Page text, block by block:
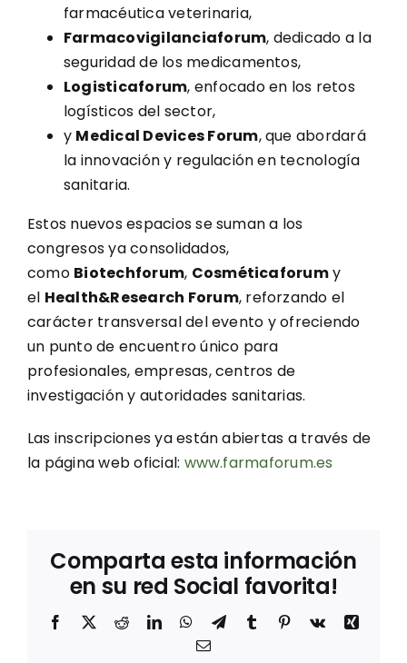
farmacéutica veterinaria,
Farmacovigilanciaforum, dedicado a la
seguridad de los medicamentos,
Logisticaforum, enfocado en los retos
logísticos del sector,
y Medical Devices Forum, que abordará
la innovación y regulación en tecnología
sanitaria.
Estos nuevos espacios se suman a los
congresos ya consolidados,
como Biotechforum, Cosméticaforumy
el Health&Research Forum, reforzando el
carácter transversal del evento y ofreciendo
un punto de encuentro único para
profesionales, empresas, centros de
investigación y autoridades sanitarias.
Las inscripciones ya están abiertas a través de
la página web oficial: www.farmaforum.es
Comparta esta información
en su red Social favorita!
Facebook
X RedditLinkedInWhatsApp
TelegramTumblr Pinterest
Vk
Xing
Correo